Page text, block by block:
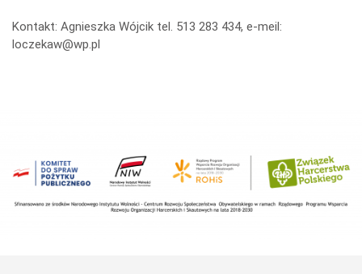
Kontakt: Agnieszka Wójcik tel. 513 283 434, e-meil:
loczekaw@wp.pl